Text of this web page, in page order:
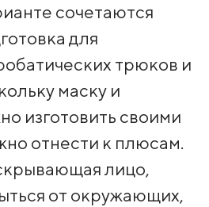
сочетаются
для
трюков и
маску и
изготовить своими
отнести к плюсам.
лицо,
от окружающих,